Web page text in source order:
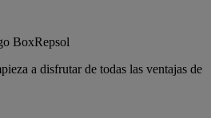
a disfrutar de todas las ventajas de